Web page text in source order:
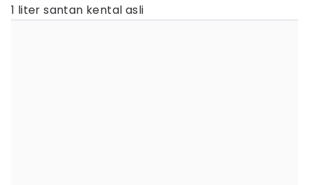
1 liter santan kental asli